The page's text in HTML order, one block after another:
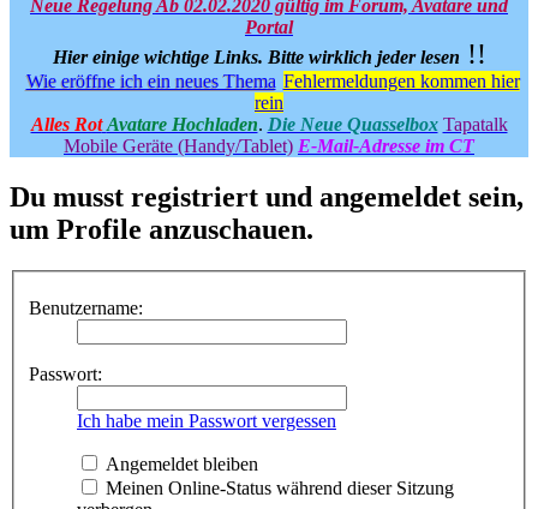
Neue Regelung Ab 02.02.2020 gültig im Forum, Avatare und
Portal
Hier einige wichtige Links. Bitte wirklich jeder lesen !!
Wie eröffne ich ein neues Thema Fehlermeldungen kommen hier
rein
Alles Rot Avatare Hochladen. Die Neue Quasselbox Tapatalk
Mobile Geräte (Handy/Tablet) E-Mail-Adresse im CT
Du musst registriert und angemeldet sein,
um Profile anzuschauen.
Benutzername:
Passwort:
Ich habe mein Passwort vergessen
Angemeldet bleiben
Meinen Online-Status während dieser Sitzung